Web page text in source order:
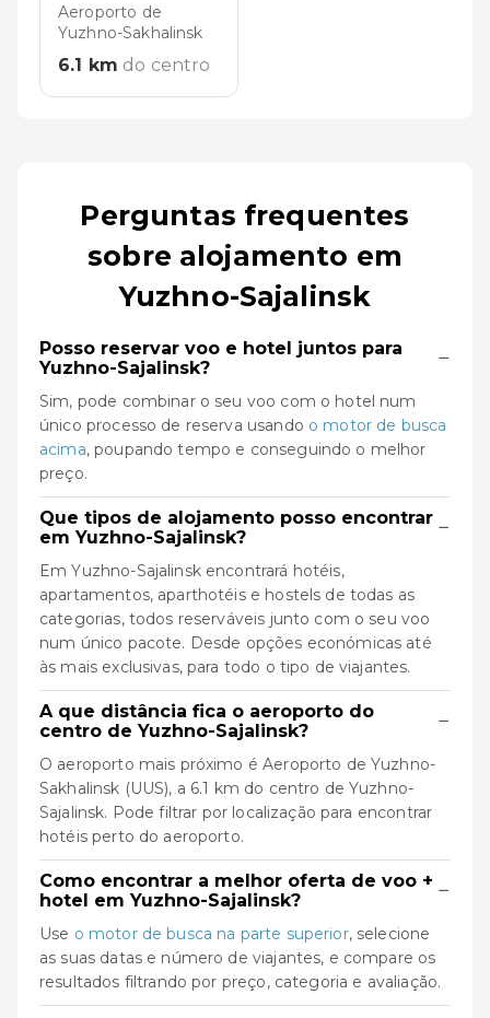
Aeroporto de
Yuzhno-Sakhalinsk
6.1 km do centro
Perguntas frequentes
sobre alojamento em
Yuzhno-Sajalinsk
Posso reservar voo e hotel juntos para
Yuzhno-Sajalinsk?
−
Sim, pode combinar o seu voo com o hotel num
único processo de reserva usando o motor de busca
acima, poupando tempo e conseguindo o melhor
preço.
Que tipos de alojamento posso encontrar
em Yuzhno-Sajalinsk?
−
Em Yuzhno-Sajalinsk encontrará hotéis,
apartamentos, aparthotéis e hostels de todas as
categorias, todos reserváveis junto com o seu voo
num único pacote. Desde opções económicas até
às mais exclusivas, para todo o tipo de viajantes.
A que distância fica o aeroporto do
centro de Yuzhno-Sajalinsk?
−
O aeroporto mais próximo é Aeroporto de Yuzhno-
Sakhalinsk (UUS), a 6.1 km do centro de Yuzhno-
Sajalinsk. Pode filtrar por localização para encontrar
hotéis perto do aeroporto.
Como encontrar a melhor oferta de voo +
hotel em Yuzhno-Sajalinsk?
−
Use o motor de busca na parte superior, selecione
as suas datas e número de viajantes, e compare os
resultados filtrando por preço, categoria e avaliação.